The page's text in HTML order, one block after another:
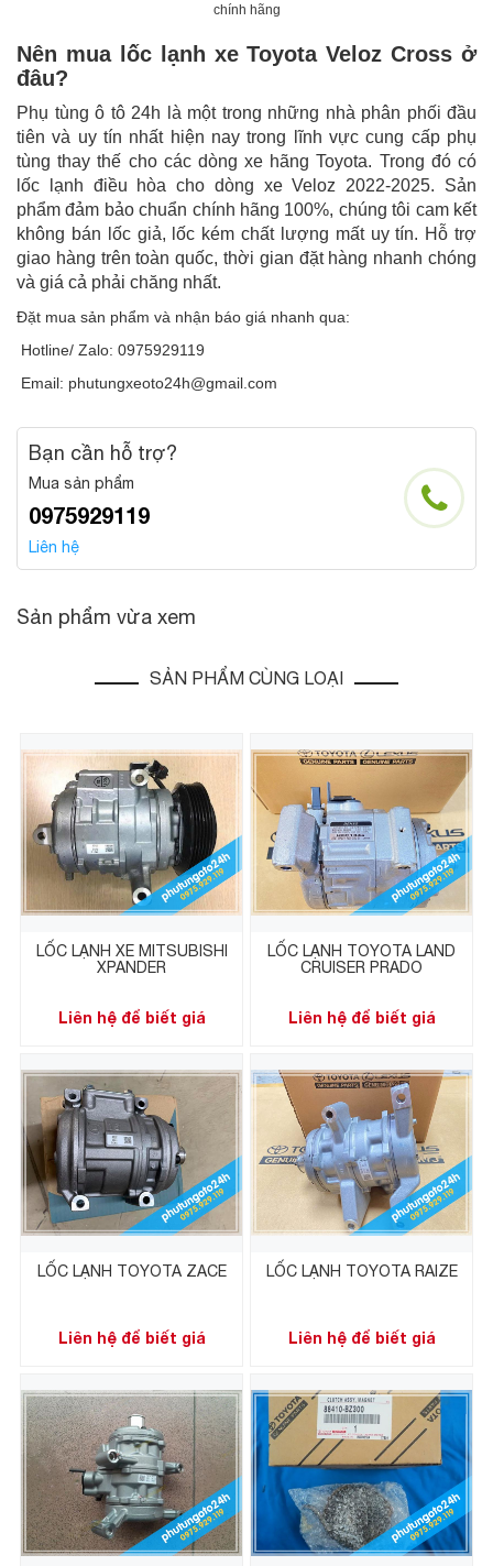
chính hãng
Nên mua lốc lạnh xe Toyota Veloz Cross ở
đâu?
Phụ tùng ô tô 24h là một trong những nhà phân phối đầu
tiên và uy tín nhất hiện nay trong lĩnh vực cung cấp phụ
tùng thay thế cho các dòng xe hãng Toyota. Trong đó có
lốc lạnh điều hòa cho dòng xe Veloz 2022-2025. Sản
phẩm đảm bảo chuẩn chính hãng 100%, chúng tôi cam kết
không bán lốc giả, lốc kém chất lượng mất uy tín. Hỗ trợ
giao hàng trên toàn quốc, thời gian đặt hàng nhanh chóng
và giá cả phải chăng nhất.
Đặt mua sản phẩm và nhận báo giá nhanh qua:
Hotline/ Zalo: 0975929119
Email: phutungxeoto24h@gmail.com
Bạn cần hỗ trợ?
Mua sản phẩm
0975929119
Liên hệ
Sản phẩm vừa xem
SẢN PHẨM CÙNG LOẠI
LỐC LẠNH XE MITSUBISHI
XPANDER
Liên hệ để biết giá
LỐC LẠNH TOYOTA LAND
CRUISER PRADO
Liên hệ để biết giá
LỐC LẠNH TOYOTA ZACE
Liên hệ để biết giá
LỐC LẠNH TOYOTA RAIZE
Liên hệ để biết giá